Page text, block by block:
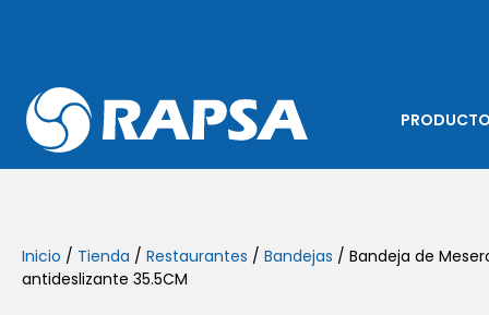
Inicio / Tienda / Restaurantes / Bandejas / Bandeja de
antideslizante 35.5CM